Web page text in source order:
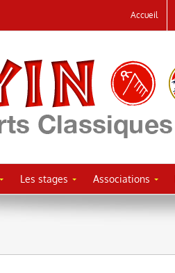
Accueil
Les stages Associations